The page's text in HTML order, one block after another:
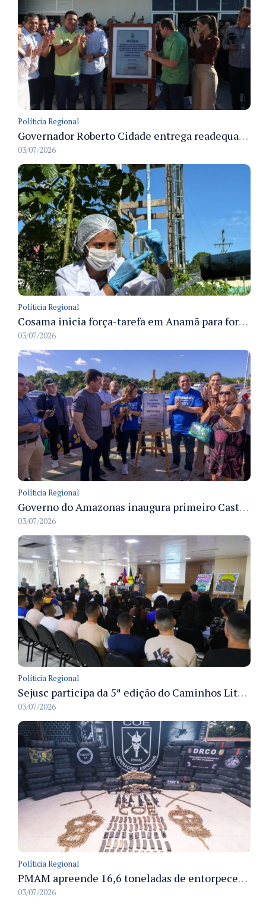
Políticia Regional
Governador Roberto Cidade entrega readequação do ambulatório da FCecon e amplia capacidade de atendimento oncológico em Manaus
03/07/2026
Políticia Regional
Cosama inicia força-tarefa em Anamã para fortalecer abastecimento de água e segurança hídrica da população
03/07/2026
Políticia Regional
Governo do Amazonas inaugura primeiro Castramóvel Fluvial para atendimento veterinário às comunidades ribeirinhas e castração gratuita
03/07/2026
Políticia Regional
Sejusc participa da 5ª edição do Caminhos Literários com foco na cultura hip-hop nas unidades socioeducativas
03/07/2026
Políticia Regional
PMAM apreende 16,6 toneladas de entorpecentes e registra aumento nas prisões em flagrante e nas capturas de foragidos no primeiro semestre de 2026
03/07/2026